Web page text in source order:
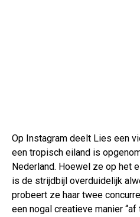
Op Instagram deelt Lies een
een tropisch eiland is
Nederland. Hoewel ze op het
is de strijdbijl overduidelijk
probeert ze haar twee
een nogal creatieve manier